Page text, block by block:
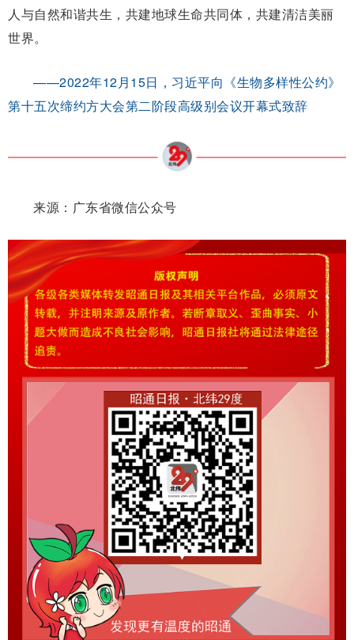
人与自然和谐共生，共建地球生命共同体，共建清洁美丽
世界。
——2022年12月15日，习近平向《生物多样性公约》
第十五次缔约方大会第二阶段高级别会议开幕式致辞
来源：广东省微信公众号